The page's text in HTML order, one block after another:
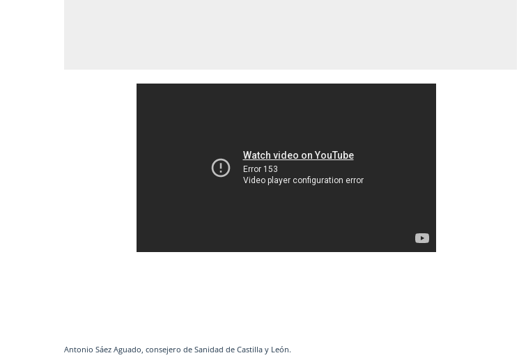
Antonio Sáez Aguado, consejero de Sanidad de Castilla y León.